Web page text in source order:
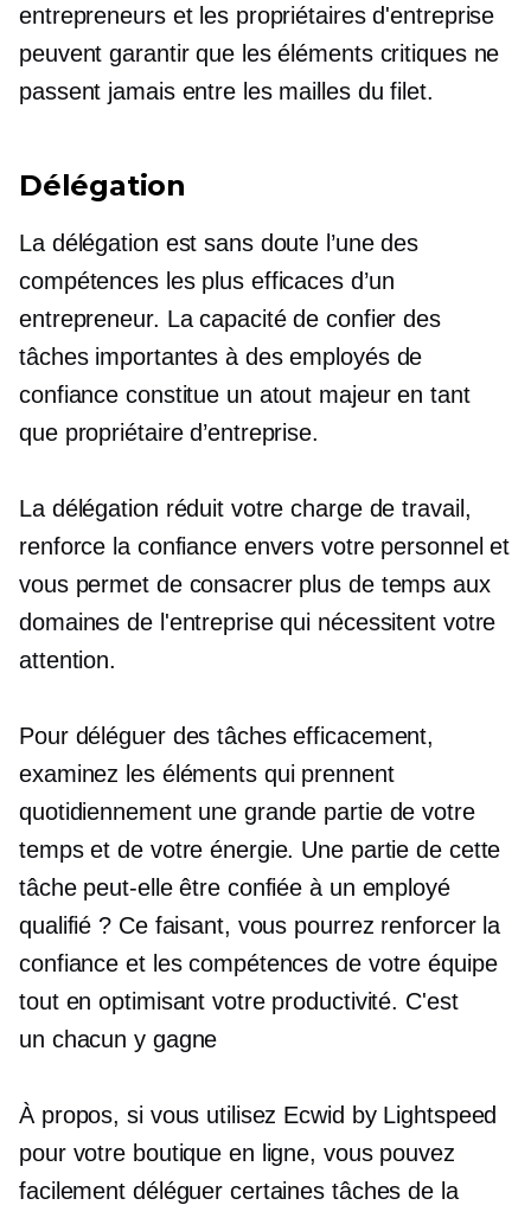
entrepreneurs et les propriétaires d'entreprise
peuvent garantir que les éléments critiques ne
passent jamais entre les mailles du filet.
Délégation
La délégation est sans doute l’une des
compétences les plus efficaces d’un
entrepreneur. La capacité de confier des
tâches importantes à des employés de
confiance constitue un atout majeur en tant
que propriétaire d’entreprise.
La délégation réduit votre charge de travail,
renforce la confiance envers votre personnel et
vous permet de consacrer plus de temps aux
domaines de l'entreprise qui nécessitent votre
attention.
Pour déléguer des tâches efficacement,
examinez les éléments qui prennent
quotidiennement une grande partie de votre
temps et de votre énergie. Une partie de cette
tâche peut-elle être confiée à un employé
qualifié ? Ce faisant, vous pourrez renforcer la
confiance et les compétences de votre équipe
tout en optimisant votre productivité. C'est
un chacun y gagne
À propos, si vous utilisez Ecwid by Lightspeed
pour votre boutique en ligne, vous pouvez
facilement déléguer certaines tâches de la